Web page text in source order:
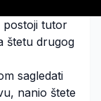
postoji tutor
štetu drugog
sagledati
nanio štete